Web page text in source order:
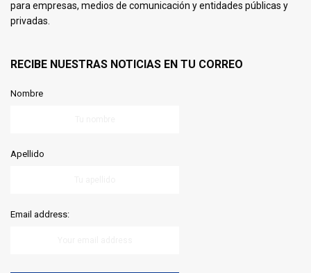
para empresas, medios de comunicación y entidades públicas y
privadas.
RECIBE NUESTRAS NOTICIAS EN TU CORREO
Nombre
Apellido
Email address: